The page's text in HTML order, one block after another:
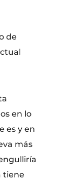
de
en lo
es y en
más
tiene